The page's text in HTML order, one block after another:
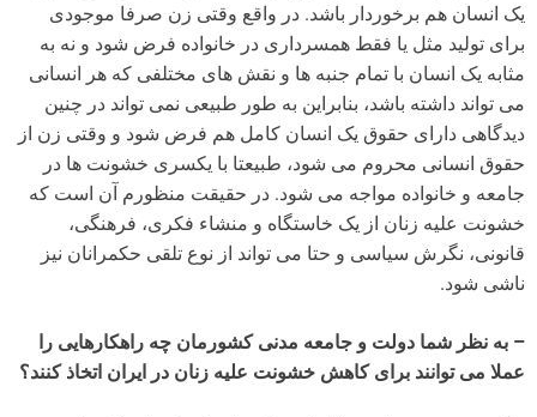
یک انسان هم برخوردار باشد. در واقع وقتی زن صرفا موجودی
برای تولید مثل یا فقط همسرداری در خانواده فرض شود و نه به
مثابه یک انسان با تمام جنبه ها و نقش های مختلفی که هر انسانی
می تواند داشته باشد، بنابراین به طور طبیعی نمی تواند در چنین
دیدگاهی دارای حقوق یک انسان کامل هم فرض شود و وقتی زن از
حقوق انسانی محروم می شود، طبیعتا با یکسری خشونت ها در
جامعه و خانواده مواجه می شود. در حقیقت منظورم آن است که
خشونت علیه زنان از یک خاستگاه و منشاء فکری، فرهنگی،
قانونی، نگرش سیاسی و حتا می تواند از نوع تلقی حکمرانان نیز
ناشی شود.
– به نظر شما دولت و جامعه مدنی کشورمان چه راهکارهایی را
عملا می توانند برای کاهش خشونت علیه زنان در ایران اتخاذ کنند؟